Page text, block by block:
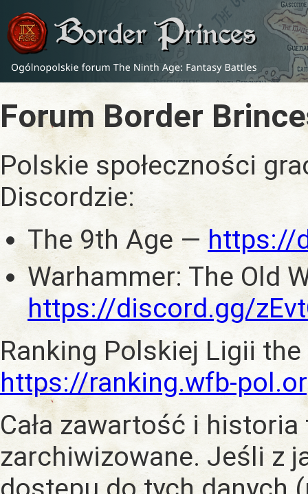
Forum Border
Polskie społeczności
Discordzie:
The 9th Age —https://
Warhammer: The Old
https://discord.gg/
Ranking Polskiej Ligii
https://ranking.wfb-
Cała zawartość i historia
zarchiwizowane. Jeśli z